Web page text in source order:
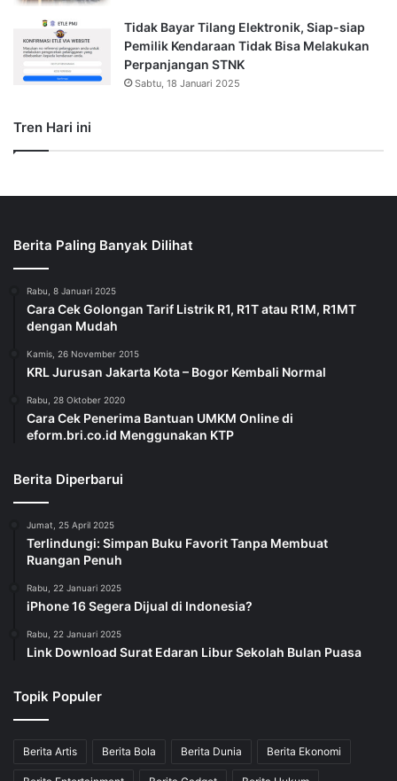
Tidak Bayar Tilang Elektronik, Siap-siap
Pemilik Kendaraan Tidak Bisa Melakukan
Perpanjangan STNK
Sabtu, 18 Januari 2025
Tren Hari ini
Berita Paling Banyak Dilihat
Rabu, 8 Januari 2025
Cara Cek Golongan Tarif Listrik R1, R1T atau R1M, R1MT
dengan Mudah
Kamis, 26 November 2015
KRL Jurusan Jakarta Kota – Bogor Kembali Normal
Rabu, 28 Oktober 2020
Cara Cek Penerima Bantuan UMKM Online di
eform.bri.co.id Menggunakan KTP
Berita Diperbarui
Jumat, 25 April 2025
Terlindungi: Simpan Buku Favorit Tanpa Membuat
Ruangan Penuh
Rabu, 22 Januari 2025
iPhone 16 Segera Dijual di Indonesia?
Rabu, 22 Januari 2025
Link Download Surat Edaran Libur Sekolah Bulan Puasa
Topik Populer
Berita Artis Berita Bola Berita Dunia Berita Ekonomi